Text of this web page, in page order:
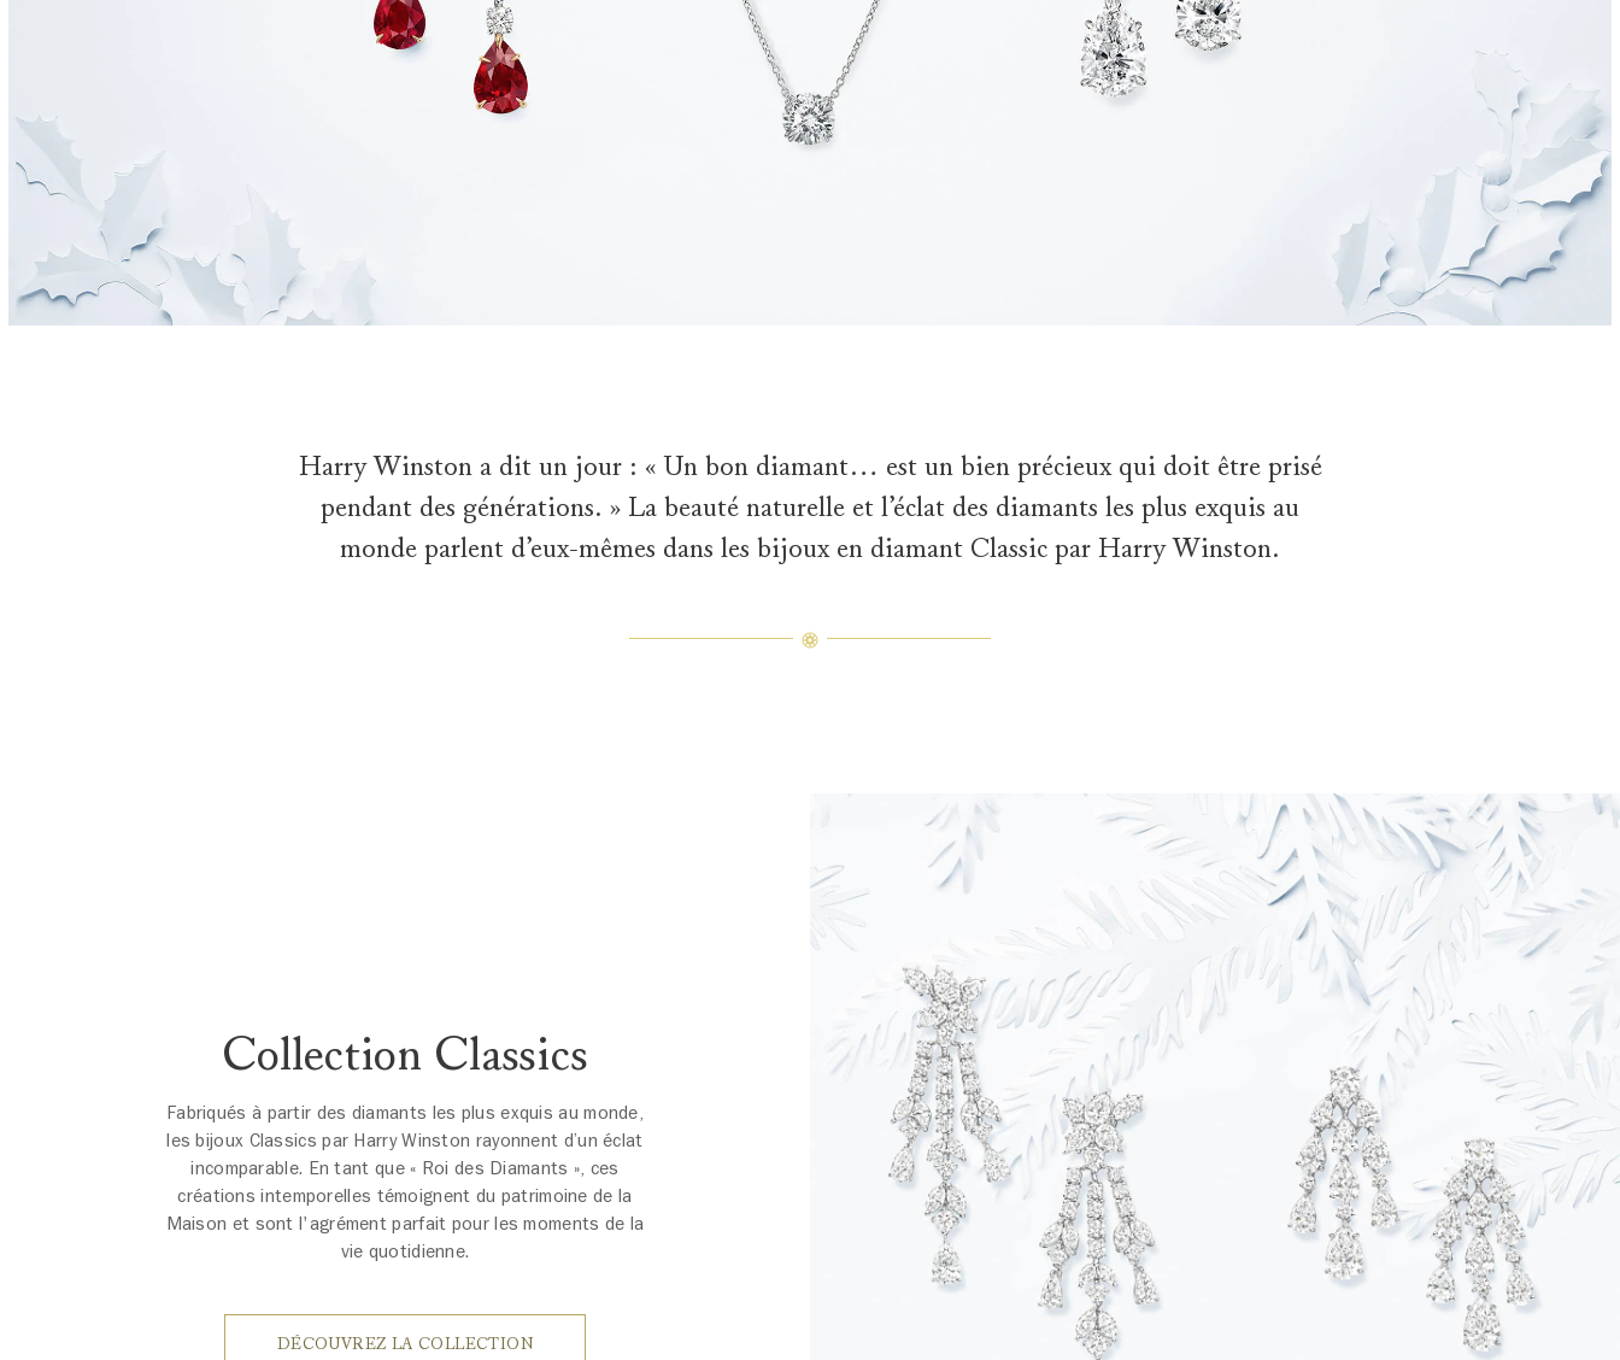
Harry Winston a dit un jour : « Un bon diamant… est un bien précieux qui doit être prisé
pendant des générations. » La beauté naturelle et l’éclat des diamants les plus exquis au
monde parlent d’eux-mêmes dans les bijoux en diamant Classic par Harry Winston.
Collection Classics
Fabriqués à partir des diamants les plus exquis au monde,
les bijoux Classics par Harry Winston rayonnent d’un éclat
incomparable. En tant que « Roi des Diamants », ces
créations intemporelles témoignent du patrimoine de la
Maison et sont l'agrément parfait pour les moments de la
vie quotidienne.
DÉCOUVREZ LA COLLECTION